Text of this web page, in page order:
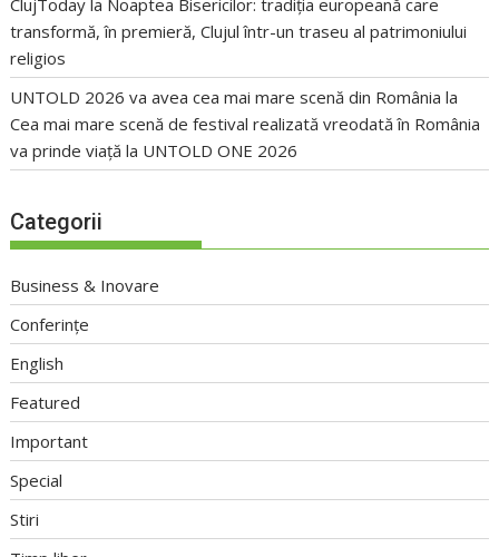
transformă, în premieră, Clujul într-un traseu al patrimoniului
religios
UNTOLD 2026 va avea cea mai mare scenă din România la
Cea mai mare scenă de festival realizată vreodată în România
va prinde viață la UNTOLD ONE 2026
Categorii
Business & Inovare
Conferințe
English
Featured
Important
Special
Stiri